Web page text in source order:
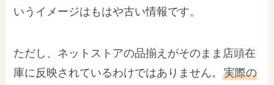
いうイメージはもはや古い情報です。
ただし、ネットストアの品揃えがそのまま店頭在
庫に反映されているわけではありません。実際の